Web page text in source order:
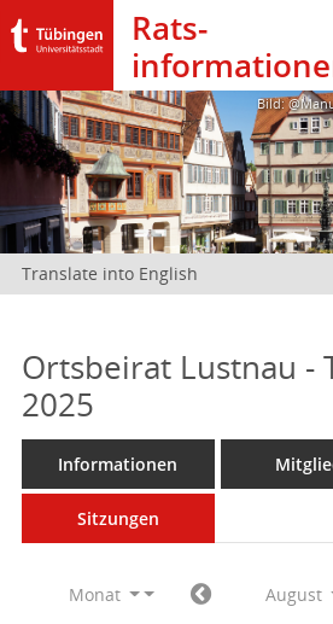
Rats­
Bild:
Translate into English
Ortsbeirat Lustnau -
2025
Informationen
Sitzungen
Monat
August